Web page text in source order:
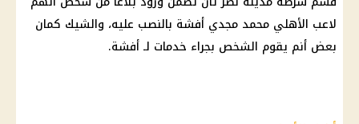
لاعب الأهلي محمد مجدي أفشة بالنصب عليه، والشيك كمان
بعض أنم يقوم الشخص بجراء خدمات لـ أفشة.